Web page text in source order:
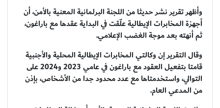
وأظهر تقرير نشر حديثا من اللجنة البرلمانية المعنية بالأمن، أن
أجهزة المخابرات الإيطالية علّقت في البداية عقدها مع باراغون،
ثم أنهته بعد موجة الغضب الإعلامي.
وقال التقرير إن وكالتي المخابرات الإيطالية المحلية والأجنبية
قامتا بتفعيل العقود مع باراغون في عامي 2023 و2024 على
التوالي، واستخدمتاها مع عدد محدود جدا من الأشخاص، بإذن
من المدعي العام.